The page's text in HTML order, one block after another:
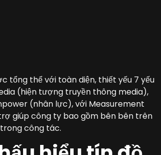
tổng thể với toàn diện, thiết yếu 7 yếu
(hiện tượng truyền thông media),
(nhân lực), với Measurement
giúp công ty bao gồm bên bên trên
công tác.